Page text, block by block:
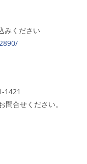
ください
1421
問合せください。